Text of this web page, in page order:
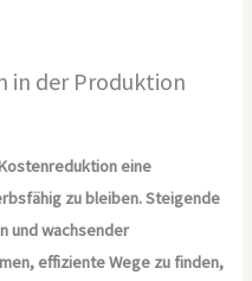
in der Produktion
eine
zu bleiben. Steigende
und wachsender
effiziente Wege zu finden,